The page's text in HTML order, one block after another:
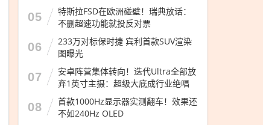
05
特斯拉FSD在欧洲碰壁！瑞典放话：
不删超速功能就投反对票
06
233万对标保时捷 宾利首款SUV渲染
图曝光
07
安卓阵营集体转向！迭代Ultra全部放
弃1英寸主摄：超级大底成行业绝唱
08
首款1000Hz显示器实测翻车！效果还
不如240Hz OLED